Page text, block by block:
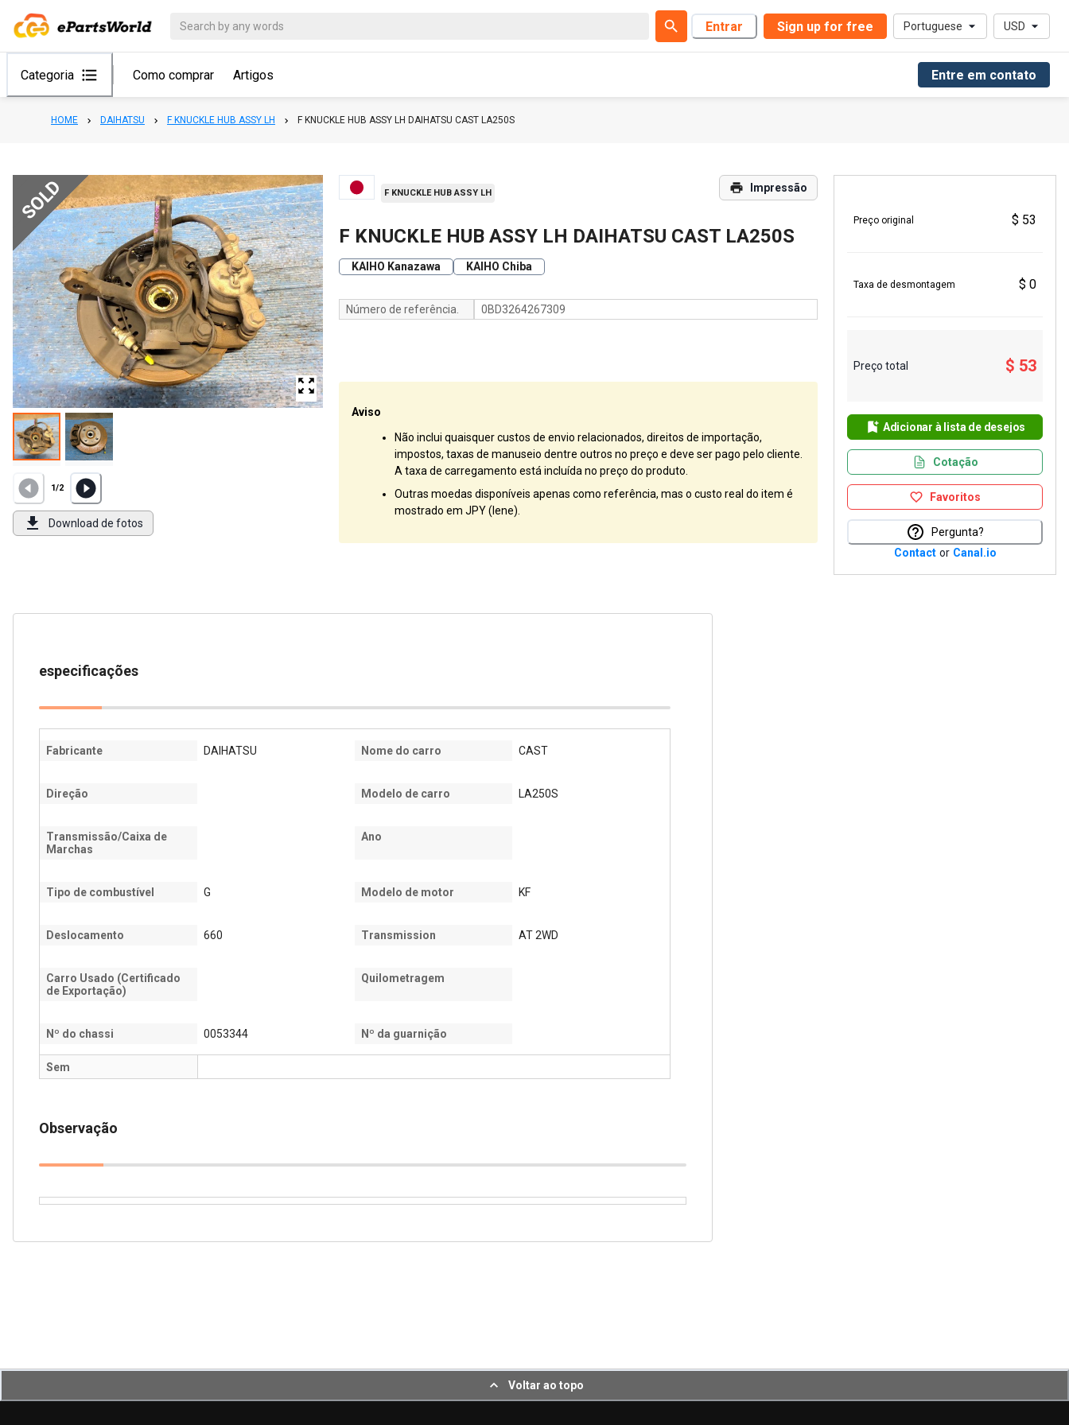
Entrar Sign up for free Portuguese USD
Categoria Como comprar Artigos Entre em contato
HOME DAIHATSU F KNUCKLE HUB ASSY LH F KNUCKLE HUB ASSY LH DAIHATSU CAST LA250S
SOLD
1/2
Download de fotos
F KNUCKLE HUB ASSY LH Impressão
F KNUCKLE HUB ASSY LH DAIHATSU CAST LA250S
KAIHO Kanazawa KAIHO Chiba
Número de referência. 0BD3264267309
Aviso
Não inclui quaisquer custos de envio relacionados, direitos de importação,
impostos, taxas de manuseio dentre outros no preço e deve ser pago pelo cliente.
A taxa de carregamento está incluída no preço do produto.
Outras moedas disponíveis apenas como referência, mas o custo real do item é
mostrado em JPY (Iene).
Preço original $ 53
Taxa de desmontagem $ 0
Preço total $ 53
Adicionar à lista de desejos
Cotação
Favoritos
Pergunta?
Contact or Canal.io
especificações
Fabricante DAIHATSU Nome do carro CAST
Direção Modelo de carro LA250S
Transmissão/Caixa de
Marchas
Ano
Tipo de combustível G Modelo de motor KF
Deslocamento 660 Transmission AT 2WD
Carro Usado (Certificado
de Exportação)
Quilometragem
Nº do chassi 0053344 Nº da guarnição
Sem
Observação
Voltar ao topo